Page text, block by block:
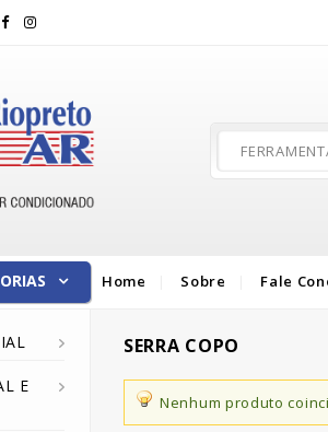
E
Home Sobre Fale
SERRA COPO
Nenhum produto